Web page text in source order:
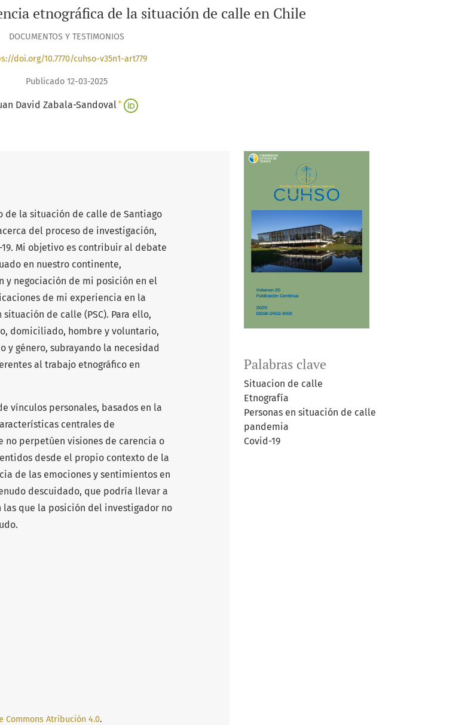
etnográfica de la situación de calle en Chile
DOCUMENTOS Y TESTIMONIOS
doi.org/10.7770/cuhso-v35n1-art779
Publicado 12-03-2025
David Zabala-Sandoval +
Palabras clave
Situacion de calle
Etnografía
Personas en situación de calle
pandemia
Covid-19
la situación de calle de Santiago
del proceso de investigación,
Mi objetivo es contribuir al debate
en nuestro continente,
negociación de mi posición en el
de mi experiencia en la
de calle (PSC). Para ello,
domiciliado, hombre y voluntario,
género, subrayando la necesidad
al trabajo etnográfico en
vínculos personales, basados en la
centrales de
no perpetúen visiones de carencia o
desde el propio contexto de la
de las emociones y sentimientos en
descuidado, que podría llevar a
que la posición del investigador no
Commons Atribución 4.0.